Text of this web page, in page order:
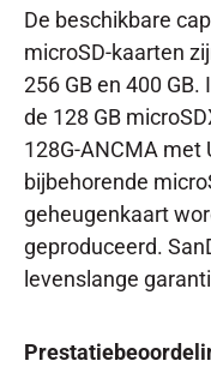
De beschikbare
microSD-kaarten
256 GB en 400
de 128 GB
128G-ANCMA met
bijbehorende
geheugenkaart
geproduceerd.
levenslange